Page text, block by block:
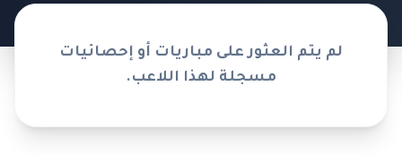
لم يتم العثور على مباريات أو إحصائيات
مسجلة لهذا اللاعب.